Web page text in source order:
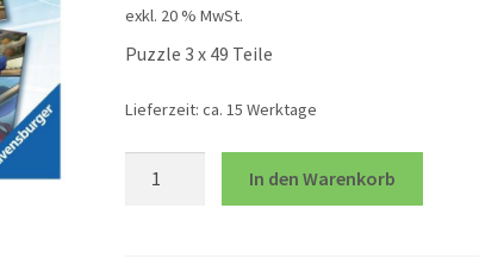
exkl. 20 % MwSt.
Puzzle 3 x 49 Teile
Lieferzeit: ca. 15 Werktage
In den Warenkorb